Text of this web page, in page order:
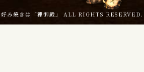
好み焼きは「狸御殿」 ALL RIGHTS RESERVED.